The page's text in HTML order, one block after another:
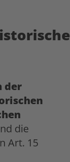
der
die
Art. 15